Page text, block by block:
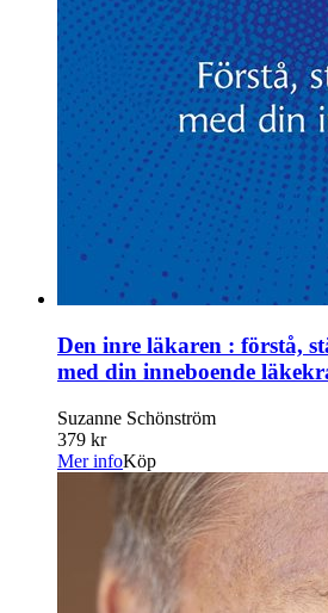
Den inre läkaren : förstå,
med din inneboende
Suzanne Schönström
379 kr
Mer infoKöp